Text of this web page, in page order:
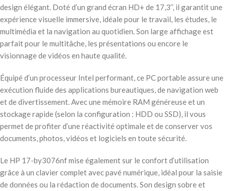
design élégant. Doté d’un grand écran HD+ de 17,3’’, il garantit une
expérience visuelle immersive, idéale pour le travail, les études, le
multimédia et la navigation au quotidien. Son large affichage est
parfait pour le multitâche, les présentations ou encore le
visionnage de vidéos en haute qualité.
Équipé d’un processeur Intel performant, ce PC portable assure une
exécution fluide des applications bureautiques, de navigation web
et de divertissement. Avec une mémoire RAM généreuse et un
stockage rapide (selon la configuration : HDD ou SSD), il vous
permet de profiter d’une réactivité optimale et de conserver vos
documents, photos, vidéos et logiciels en toute sécurité.
Le HP 17-by3076nf mise également sur le confort d’utilisation
grâce à un clavier complet avec pavé numérique, idéal pour la saisie
de données ou la rédaction de documents. Son design sobre et